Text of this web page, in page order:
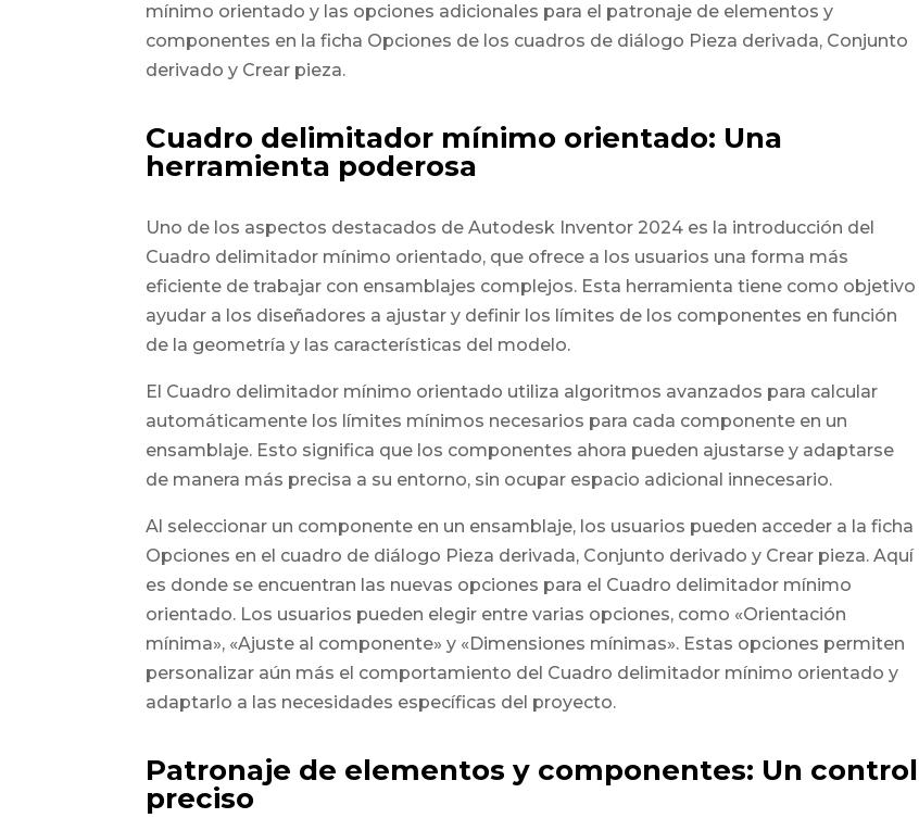
mínimo orientado y las opciones adicionales para el patronaje de elementos y
componentes en la ficha Opciones de los cuadros de diálogo Pieza derivada, Conjunto
derivado y Crear pieza.
Cuadro delimitador mínimo orientado: Una
herramienta poderosa
Uno de los aspectos destacados de Autodesk Inventor 2024 es la introducción del
Cuadro delimitador mínimo orientado, que ofrece a los usuarios una forma más
eficiente de trabajar con ensamblajes complejos. Esta herramienta tiene como objetivo
ayudar a los diseñadores a ajustar y definir los límites de los componentes en función
de la geometría y las características del modelo.
El Cuadro delimitador mínimo orientado utiliza algoritmos avanzados para calcular
automáticamente los límites mínimos necesarios para cada componente en un
ensamblaje. Esto significa que los componentes ahora pueden ajustarse y adaptarse
de manera más precisa a su entorno, sin ocupar espacio adicional innecesario.
Al seleccionar un componente en un ensamblaje, los usuarios pueden acceder a la ficha
Opciones en el cuadro de diálogo Pieza derivada, Conjunto derivado y Crear pieza. Aquí
es donde se encuentran las nuevas opciones para el Cuadro delimitador mínimo
orientado. Los usuarios pueden elegir entre varias opciones, como «Orientación
mínima», «Ajuste al componente» y «Dimensiones mínimas». Estas opciones permiten
personalizar aún más el comportamiento del Cuadro delimitador mínimo orientado y
adaptarlo a las necesidades específicas del proyecto.
Patronaje de elementos y componentes: Un control
preciso